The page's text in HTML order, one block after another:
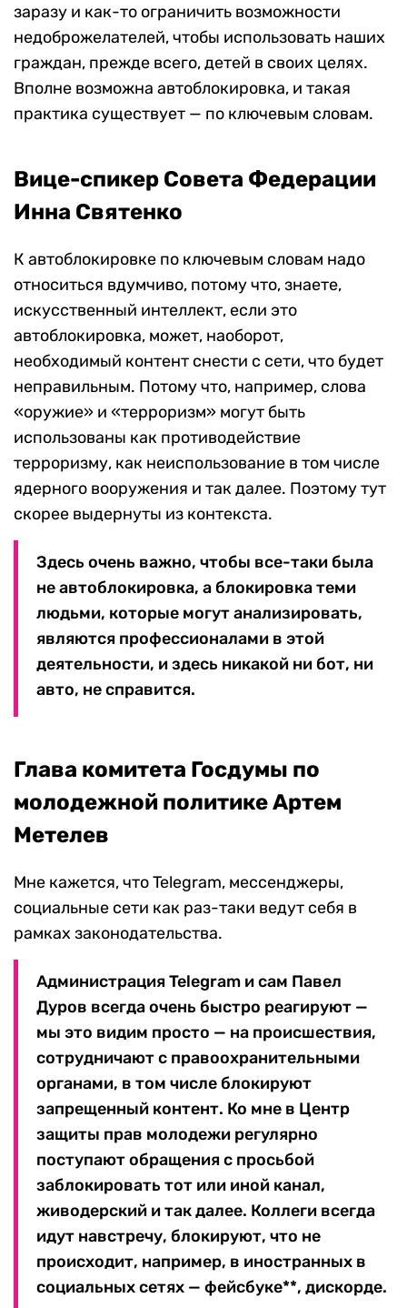
заразу и как-то ограничить возможности
недоброжелателей, чтобы использовать наших
граждан, прежде всего, детей в своих целях.
Вполне возможна автоблокировка, и такая
практика существует — по ключевым словам.
Вице-спикер Совета Федерации
Инна Святенко
К автоблокировке по ключевым словам надо
относиться вдумчиво, потому что, знаете,
искусственный интеллект, если это
автоблокировка, может, наоборот,
необходимый контент снести с сети, что будет
неправильным. Потому что, например, слова
«оружие» и «терроризм» могут быть
использованы как противодействие
терроризму, как неиспользование в том числе
ядерного вооружения и так далее. Поэтому тут
скорее выдернуты из контекста.
Здесь очень важно, чтобы все-таки была
не автоблокировка, а блокировка теми
людьми, которые могут анализировать,
являются профессионалами в этой
деятельности, и здесь никакой ни бот, ни
авто, не справится.
Глава комитета Госдумы по
молодежной политике Артем
Метелев
Мне кажется, что Telegram, мессенджеры,
социальные сети как раз-таки ведут себя в
рамках законодательства.
Администрация Telegram и сам Павел
Дуров всегда очень быстро реагируют —
мы это видим просто — на происшествия,
сотрудничают с правоохранительными
органами, в том числе блокируют
запрещенный контент. Ко мне в Центр
защиты прав молодежи регулярно
поступают обращения с просьбой
заблокировать тот или иной канал,
живодерский и так далее. Коллеги всегда
идут навстречу, блокируют, что не
происходит, например, в иностранных в
социальных сетях — фейсбуке**, дискорде.